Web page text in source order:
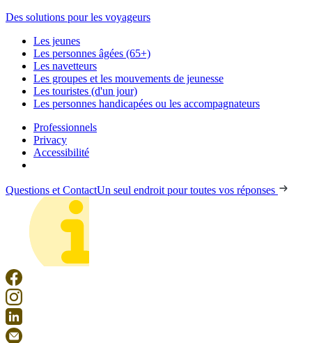
Des solutions pour les voyageurs
Les jeunes
Les personnes âgées (65+)
Les navetteurs
Les groupes et les mouvements de jeunesse
Les touristes (d'un jour)
Les personnes handicapées ou les accompagnateurs
Professionnels
Privacy
Accessibilité
Questions et ContactUn seul endroit pour toutes vos réponses